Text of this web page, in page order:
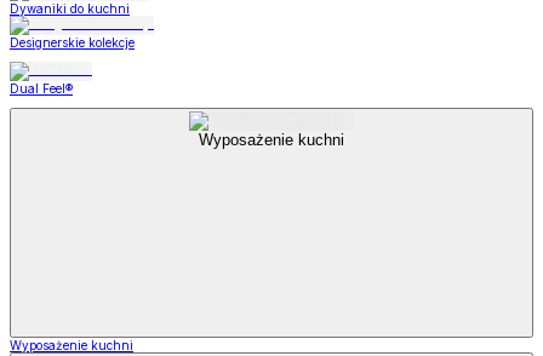
Dywaniki do kuchni
Designerskie kolekcje
Dual Feel®
Wyposażenie kuchni
Wyposażenie kuchni